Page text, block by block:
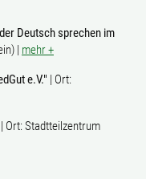
Deutsch sprechen im
| mehr +
e.V." | Ort:
| Ort: Stadtteilzentrum